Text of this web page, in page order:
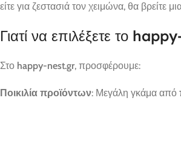
είτε για ζεστασιά τον χειμώνα, θα βρείτε
Γιατί να επιλέξετε το
Στο happy-nest.gr, προσφέρουμε:
Ποικιλία προϊόντων: Μεγάλη γκάμα από